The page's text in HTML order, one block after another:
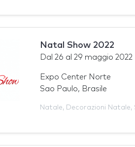
Natal Show 2022
Dal 26 al 29 maggio 2022
Expo Center Norte
Sao Paulo, Brasile
Natale, Decorazioni Natale,